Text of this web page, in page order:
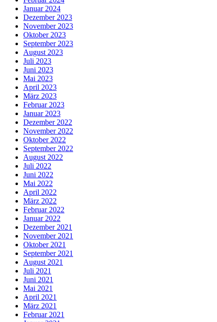
Januar 2024
Dezember 2023
November 2023
Oktober 2023
September 2023
August 2023
Juli 2023
Juni 2023
Mai 2023
April 2023
März 2023
Februar 2023
Januar 2023
Dezember 2022
November 2022
Oktober 2022
September 2022
August 2022
Juli 2022
Juni 2022
Mai 2022
April 2022
März 2022
Februar 2022
Januar 2022
Dezember 2021
November 2021
Oktober 2021
September 2021
August 2021
Juli 2021
Juni 2021
Mai 2021
April 2021
März 2021
Februar 2021